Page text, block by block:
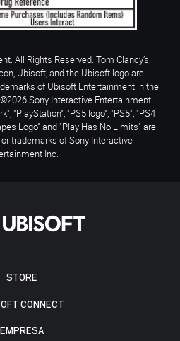
STORE
CONNECT
EMPRESA
All Rights Reserved. Tom Clancy’s,
Ubisoft, and the Ubisoft logo are
of Ubisoft Entertainment in the
Sony Interactive Entertainment
"PlayStation", "PS5 logo", "PS5", "PS4
Logo" and "Play Has No Limits" are
trademarks of Sony Interactive
Inc.